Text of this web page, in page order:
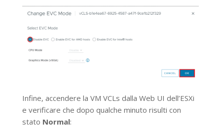
Infine, accendere la VM VCLs dalla Web UI dell’ESXi
e verificare che dopo qualche minuto risulti con
stato Normal: